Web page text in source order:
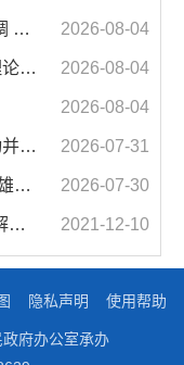
汪华东在全市季度工作会议上强调 锚定打好“三仗”任务和年度预期目标不动摇 在全市上下掀起比学赶超争先进位的攻坚热潮 2026-08-04
市政府2026年第14次党组会 暨理论学习中心组学习会议召开 蒋曦主持会议并讲话 2026-08-04
2026-08-04
汪华东开展夏季“送清凉”慰问活动并调研专门教育工作 落实落细防暑降温措施 用心用情关爱一线职工 2026-07-31
汪华东蒋曦会见淮北舰和“攻坚英雄连”官兵代表 2026-07-30
濉溪县举行婚姻家庭纠纷人民调解委员会暨调解志愿者服务团成立仪式 2021-12-10
隐私声明 使用帮助
府办公室承办